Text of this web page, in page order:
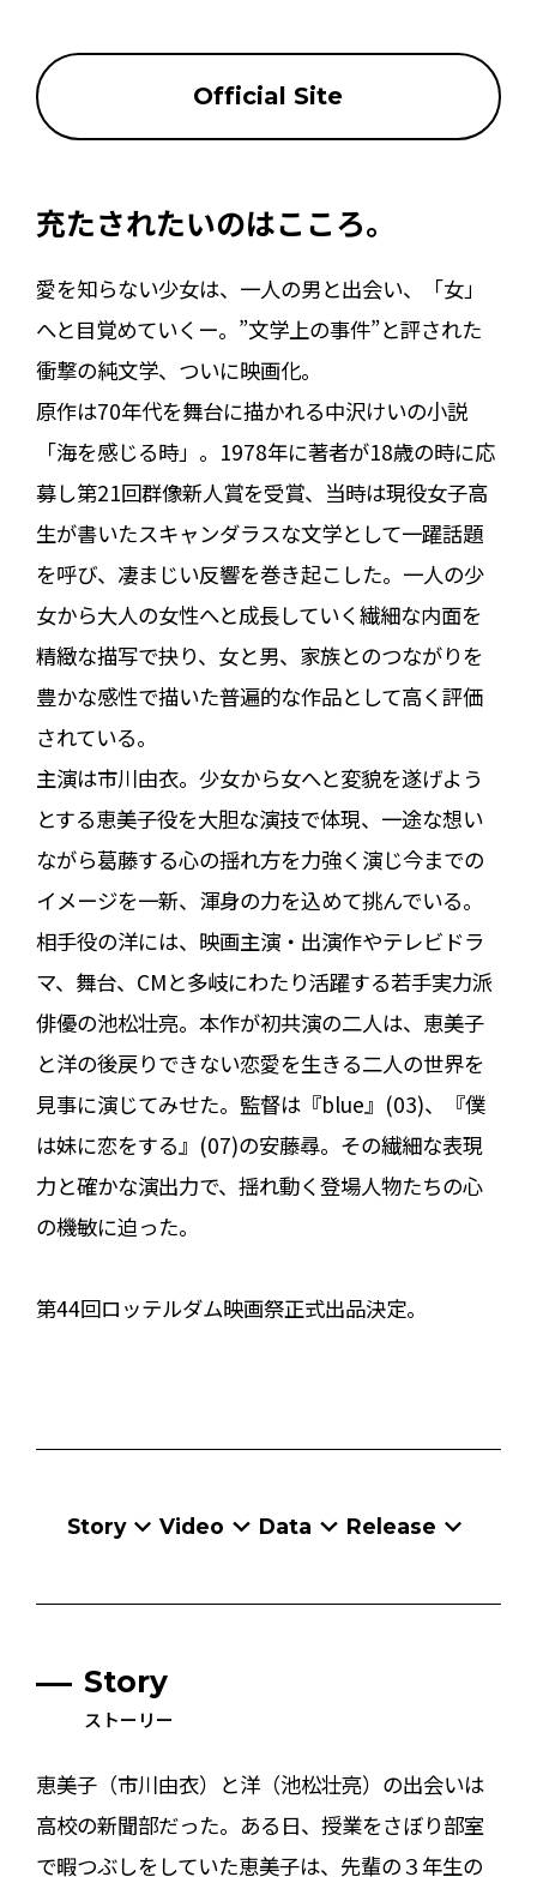
Official Site
充たされたいのはこころ。
愛を知らない少女は、一人の男と出会い、「女」
へと目覚めていくー。”文学上の事件”と評された
衝撃の純文学、ついに映画化。
原作は70年代を舞台に描かれる中沢けいの小説
「海を感じる時」。1978年に著者が18歳の時に応
募し第21回群像新人賞を受賞、当時は現役女子高
生が書いたスキャンダラスな文学として一躍話題
を呼び、凄まじい反響を巻き起こした。一人の少
女から大人の女性へと成長していく繊細な内面を
精緻な描写で抉り、女と男、家族とのつながりを
豊かな感性で描いた普遍的な作品として高く評価
されている。
主演は市川由衣。少女から女へと変貌を遂げよう
とする恵美子役を大胆な演技で体現、一途な想い
ながら葛藤する心の揺れ方を力強く演じ今までの
イメージを一新、渾身の力を込めて挑んでいる。
相手役の洋には、映画主演・出演作やテレビドラ
マ、舞台、CMと多岐にわたり活躍する若手実力派
俳優の池松壮亮。本作が初共演の二人は、恵美子
と洋の後戻りできない恋愛を生きる二人の世界を
見事に演じてみせた。監督は『blue』(03)、『僕
は妹に恋をする』(07)の安藤尋。その繊細な表現
力と確かな演出力で、揺れ動く登場人物たちの心
の機敏に迫った。
第44回ロッテルダム映画祭正式出品決定。
Story Video Data Release
Story
ストーリー
恵美子（市川由衣）と洋（池松壮亮）の出会いは
高校の新聞部だった。ある日、授業をさぼり部室
で暇つぶしをしていた恵美子は、先輩の３年生の